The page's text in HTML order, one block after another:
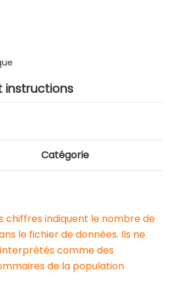
instructions
Catégorie
chiffres indiquent le nombre de
le fichier de données. Ils ne
comme des
de la population